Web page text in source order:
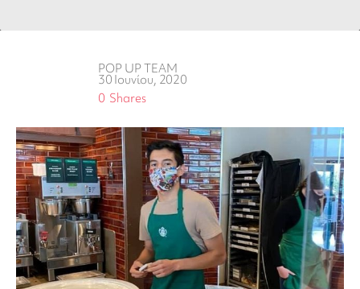
POP UP TEAM
30 Ιουνίου, 2020
Shares
0